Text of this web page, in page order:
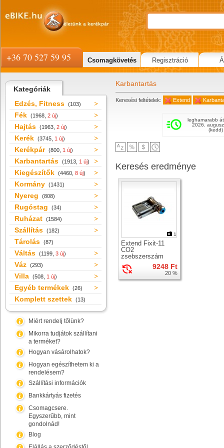
Kategóriák
Edzés, Fitness (103)
Fék (1968, 2 új)
Hajtás (1963, 2 új)
Kerék (3745, 1 új)
Kerékpár (800, 1 új)
Karbantartás (1913, 1 új)
Kiegészítők (4460, 8 új)
Kormány (1431)
Nyereg (808)
Rugóstag (34)
Ruházat (1584)
Szállítás (182)
Tárolás (87)
Váltás (1199, 3 új)
Váz (293)
Villa (508, 1 új)
Egyéb termékek (26)
Komplett szettek (13)
Miért rendelj tőlünk?
Mikorra tudjátok szállítani
a terméket?
Hogyan vásárolhatok?
Hogyan egészíthetem ki a
rendelésem?
Szállítási információk
Bankkártyás fizetés
Csomagcsere.
Egyszerűbb, mint
gondolnád!
Blog
Karbantartás
Keresési feltételek: Extend
leghamarabb
2026.
(kedd)
Keresés eredménye
1
Extend Fixit-11
CO2
zsebszerszám
9248 Ft
20 %
+36 70 527 59 95 Csomagkövetés Regisztráció